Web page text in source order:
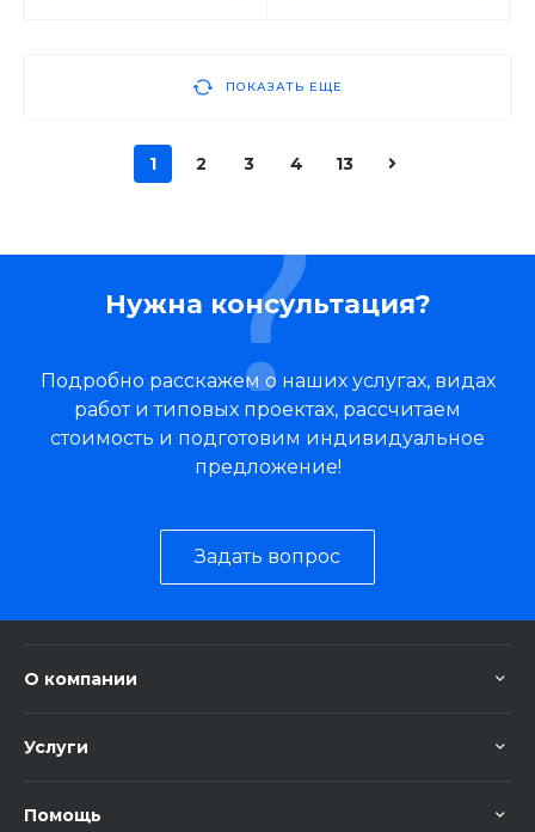
ПОКАЗАТЬ ЕЩЕ
1 2 3 4 13
Нужна консультация?
Подробно расскажем о наших услугах, видах
работ и типовых проектах, рассчитаем
стоимость и подготовим индивидуальное
предложение!
Задать вопрос
О компании
Услуги
Помощь